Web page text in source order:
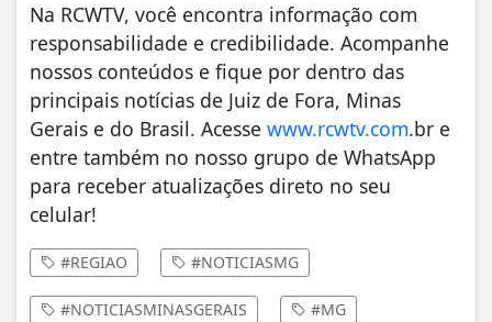
Na RCWTV, você encontra informação com
responsabilidade e credibilidade. Acompanhe
nossos conteúdos e fique por dentro das
principais notícias de Juiz de Fora, Minas
Gerais e do Brasil. Acesse www.rcwtv.com.br e
entre também no nosso grupo de WhatsApp
para receber atualizações direto no seu
celular!
#REGIAO #NOTICIASMG
#NOTICIASMINASGERAIS #MG